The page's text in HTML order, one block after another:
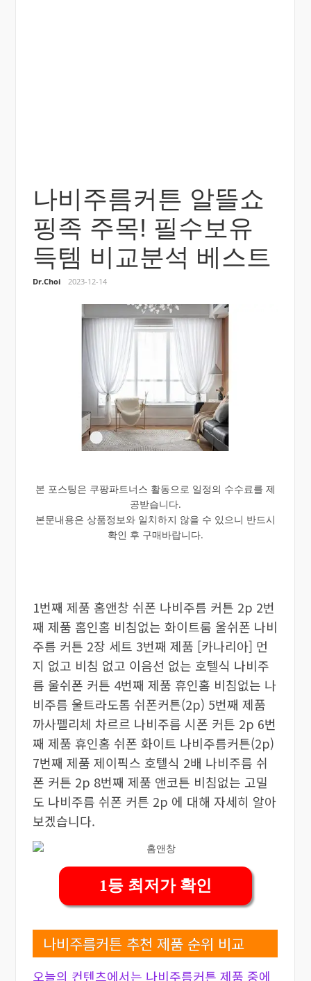
나비주름커튼 알뜰쇼
핑족 주목! 필수보유
득템 비교분석 베스트
Dr.Choi 2023-12-14
본 포스팅은 쿠팡파트너스 활동으로 일정의 수수료를 제
공받습니다.
본문내용은 상품정보와 일치하지 않을 수 있으니 반드시
확인 후 구매바랍니다.
1번째 제품 홈앤창 쉬폰 나비주름 커튼 2p 2번
째 제품 홈인홈 비침없는 화이트룸 울쉬폰 나비
주름 커튼 2장 세트 3번째 제품 [카나리아] 먼
지 없고 비침 없고 이음선 없는 호텔식 나비주
름 울쉬폰 커튼 4번째 제품 휴인홈 비침없는 나
비주름 울트라도톰 쉬폰커튼(2p) 5번째 제품
까사펠리체 차르르 나비주름 시폰 커튼 2p 6번
째 제품 휴인홈 쉬폰 화이트 나비주름커튼(2p)
7번째 제품 제이픽스 호텔식 2배 나비주름 쉬
폰 커튼 2p 8번째 제품 앤코튼 비침없는 고밀
도 나비주름 쉬폰 커튼 2p 에 대해 자세히 알아
보겠습니다.
1등 최저가 확인
나비주름커튼 추천 제품 순위 비교
오늘의 컨텐츠에서는 나비주름커튼 제품 중에